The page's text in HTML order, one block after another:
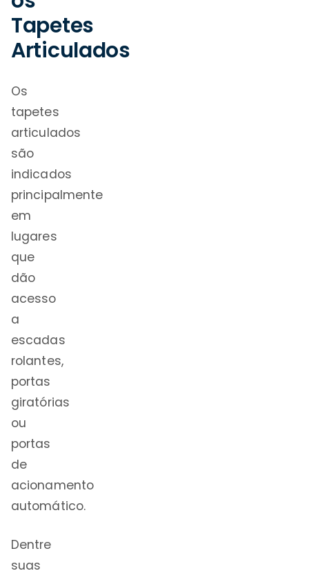
Tapetes
Articulados
Os
tapetes
articulados
são
indicados
principalmente
em
lugares
que
dão
acesso
a
escadas
rolantes,
portas
giratórias
ou
portas
de
acionamento
automático.
Dentre
suas